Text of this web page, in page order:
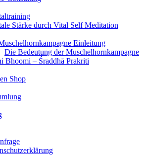
Stärke durch Vital Self Meditation
Einleitung
Die Bedeutung der Muschelhornkampagne
Bhoomi – Śraddhā Prakriti
Shop